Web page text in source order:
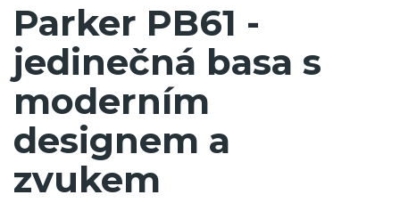
Parker PB61 -
jedinečná basa s
moderním
designem a
zvukem